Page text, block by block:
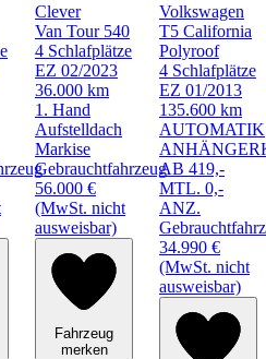
Clever
Van Tour 540
4 Schlafplätze
EZ 02/2023
36.000 km
1. Hand
Aufstelldach
Markise
Gebrauchtfahrzeug
56.000 €
(MwSt. nicht
ausweisbar)
Fahrzeug
merken
Volkswagen
T5 California
Polyroof
4 Schlafplätze
EZ 01/2013
135.600 km
AUTOMATIK
AB 419,-
MTL. 0,-
ANZ.
34.990 €
(MwSt. nicht
ausweisbar)